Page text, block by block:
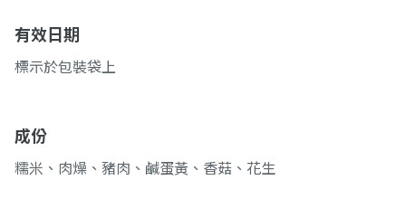
有效日期
標示於包裝袋上
成份
糯米、肉燥、豬肉、鹹蛋黃、香菇、花生